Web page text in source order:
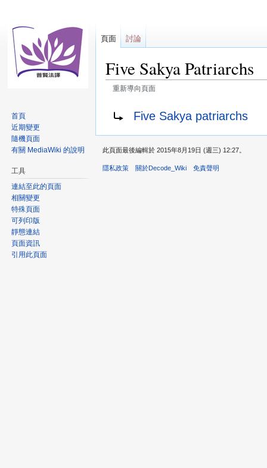
Five Sakya Patriarchs
重新導向頁面
導
覽
搜
尋
重新導向至：Five Sakya patriarchs
頁面 討論
首頁
近期變更
隨機頁面
有關 MediaWiki 的說明
工具
連結至此的頁面
相關變更
特殊頁面
可列印版
靜態連結
頁面資訊
引用此頁面
此頁面最後編輯於 2015年8月19日 (週三) 12:27。
隱私政策 關於Decode_Wiki 免責聲明